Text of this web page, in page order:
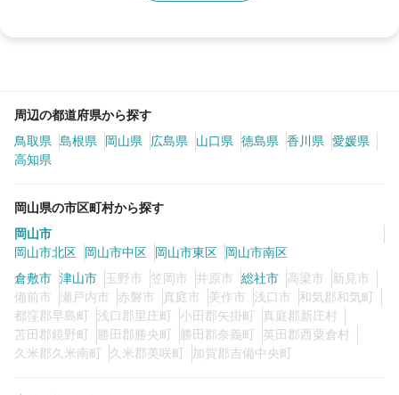
周辺の都道府県から探す
鳥取県
島根県 岡山県 広島県 山口県 徳島県 香川県
愛媛県
高知県
岡山県の市区町村から探す
岡山市
岡山市北区
岡山市中区 岡山市東区
岡山市南区
倉敷市 津山市 玉野市 笠岡市 井原市 総社市 高梁市
新見市
備前市
瀬戸内市 赤磐市 真庭市 美作市 浅口市
和気郡和気町
都窪郡早島町
浅口郡里庄町 小田郡矢掛町
真庭郡新庄村
苫田郡鏡野町
勝田郡勝央町 勝田郡奈義町
英田郡西粟倉村
久米郡久米南町
久米郡美咲町 加賀郡吉備中央町